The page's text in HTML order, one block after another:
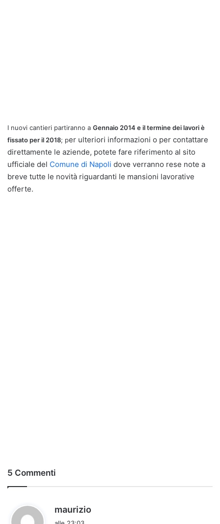
I nuovi cantieri partiranno a Gennaio 2014 e il termine dei lavori è
fissato per il 2018; per ulteriori informazioni o per contattare
direttamente le aziende, potete fare riferimento al sito
ufficiale del Comune di Napoli dove verranno rese note a
breve tutte le novità riguardanti le mansioni lavorative
offerte.
5 Commenti
maurizio